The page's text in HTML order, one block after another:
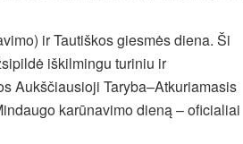
ir Tautiškos giesmės diena. Ši
iškilmingu turiniu ir
Aukščiausioji Taryba–Atkuriamasis
karūnavimo dieną – oficialiai